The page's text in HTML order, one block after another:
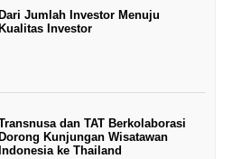
Dari Jumlah Investor Menuju
Kualitas Investor
dan TAT Berkolaborasi
Dorong Kunjungan Wisatawan
Indonesia ke Thailand